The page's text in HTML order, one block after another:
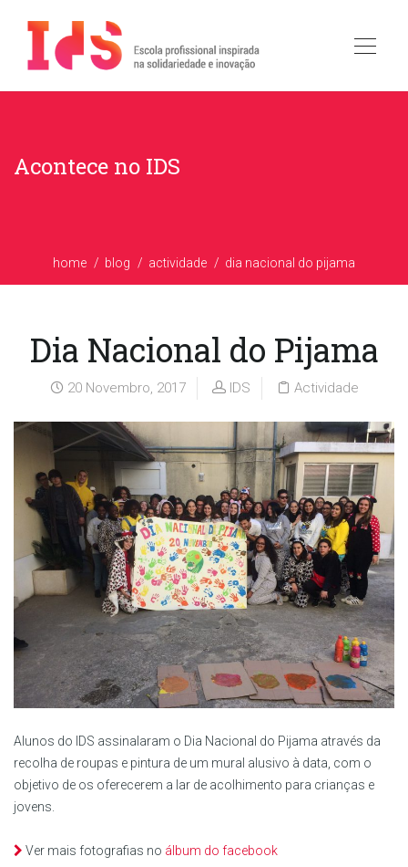
Acontece no IDS
home blog actividade dia nacional do pijama
Dia Nacional do Pijama
20 Novembro, 2017 IDS Actividade
Alunos do IDS assinalaram o Dia Nacional do Pijama através da
recolha de roupas e pintura de um mural alusivo à data, com o
objetivo de os oferecerem a lar de acolhimento para crianças e
jovens.
Ver mais fotografias no álbum do facebook